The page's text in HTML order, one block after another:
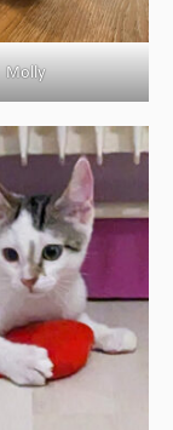
Molly